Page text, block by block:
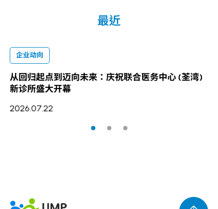
最近
企业动向
从回归起点到迈向未来：庆祝联合医务中心 (荃湾)
新诊所盛大开幕
2026.07.22